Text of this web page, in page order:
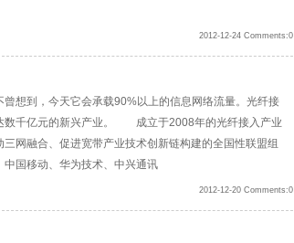
2012-12-24 Comments:0
想到，今天它会承载90%以上的信息网络流量。光纤接
数千亿元的新兴产业。 成立于2008年的光纤接入产业
网融合、促进宽带产业技术创新链构建的全国性联盟组
国移动、华为技术、中兴通讯
2012-12-20 Comments:0